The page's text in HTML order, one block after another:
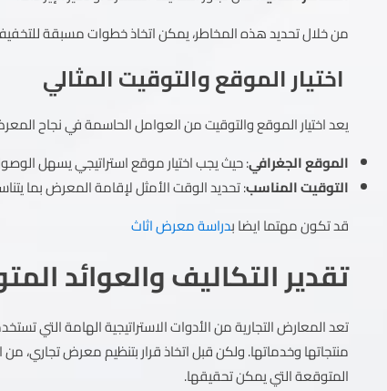
من خلال تحديد هذه المخاطر، يمكن اتخاذ خطوات مسبقة
اختيار الموقع والتوقيت المثالي
يعد اختيار الموقع والتوقيت من العوامل الحاسمة في نجاح
الموقع الجغرافي: حيث يجب اختيار موقع استراتيجي يسهل
التوقيت المناسب: تحديد الوقت الأمثل لإقامة المعرض بما
قد تكون مهتما ايضا بدراسة معرض اثاث
تقدير التكاليف والعوائد
تعد المعارض التجارية من الأدوات الاستراتيجية الهامة التي
منتجاتها وخدماتها. ولكن قبل اتخاذ قرار بتنظيم معرض تجاري، من
المتوقعة التي يمكن تحقيقها.